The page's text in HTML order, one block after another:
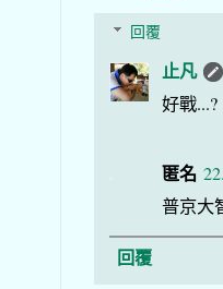
回覆
止凡
好戰...?
匿名
普京大
回覆